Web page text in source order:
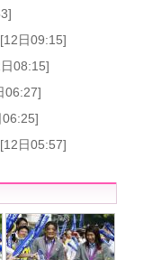
[12日09:15]
08:15]
06:27]
06:25]
[12日05:57]